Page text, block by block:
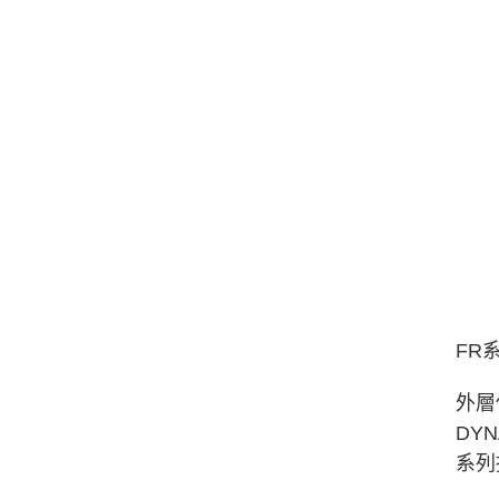
FR
外
系